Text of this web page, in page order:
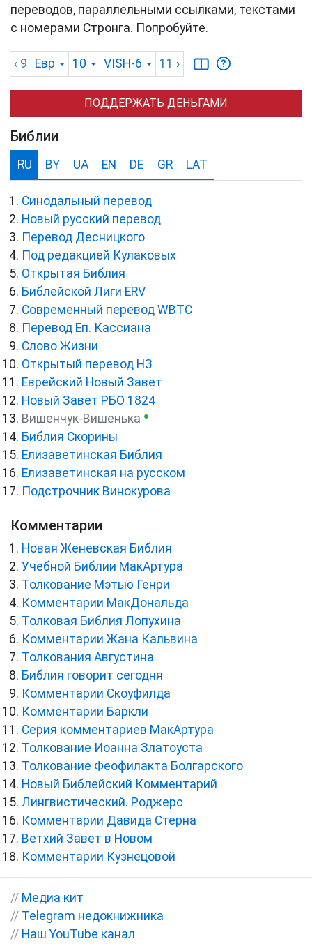
переводов, параллельными ссылками, текстами
с номерами Стронга. Попробуйте.
‹ 9 Евр 10 VISH-6 11 ›
ПОДДЕРЖАТЬ ДЕНЬГАМИ
Библии
RU BY UA EN DE GR LAT
Синодальный перевод
Новый русский перевод
Перевод Десницкого
Под редакцией Кулаковых
Открытая Библия
Библейской Лиги ERV
Cовременный перевод WBTC
Перевод Еп. Кассиана
Слово Жизни
Открытый перевод НЗ
Еврейский Новый Завет
Новый Завет РБО 1824
Вишенчук-Вишенька ●
Библия Скорины
Елизаветинская Библия
Елизаветинская на русском
Подстрочник Винокурова
Комментарии
Новая Женевская Библия
Учебной Библии МакАртура
Толкование Мэтью Генри
Комментарии МакДональда
Толковая Библия Лопухина
Комментарии Жана Кальвина
Толкования Августина
Библия говорит сегодня
Комментарии Скоуфилда
Комментарии Баркли
Серия комментариев МакАртура
Толкование Иоанна Златоуста
Толкование Феофилакта Болгарского
Новый Библейский Комментарий
Лингвистический. Роджерс
Комментарии Давида Стерна
Ветхий Завет в Новом
Комментарии Кузнецовой
// Медиа кит
// Telegram недокнижника
// Наш YouTube канал